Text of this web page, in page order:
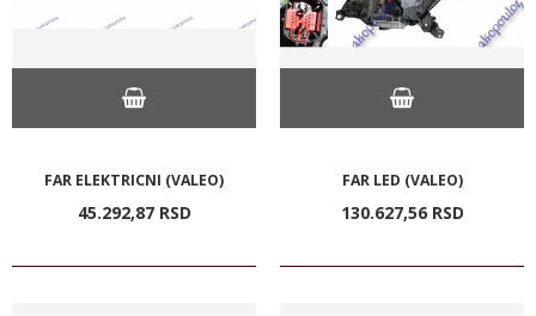
FAR ELEKTRICNI (VALEO)
45.292,87 RSD
FAR LED (VALEO)
130.627,56 RSD